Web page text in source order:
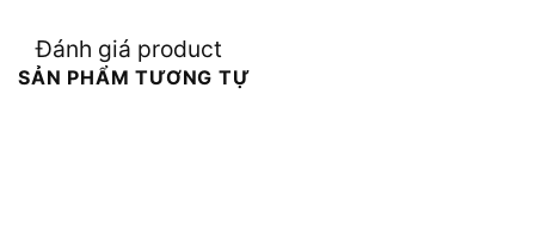
Đánh giá product
SẢN PHẨM TƯƠNG TỰ